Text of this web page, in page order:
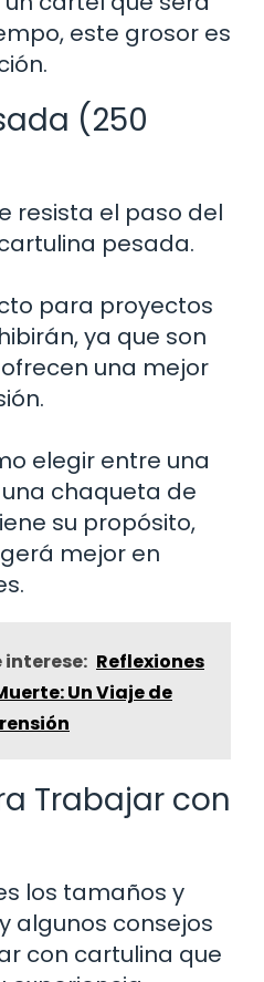
este grosor es
(250
resista el paso del
pesada.
para proyectos
ya que son
una mejor
elegir entre una
chaqueta de
su propósito,
mejor en
interese: Reflexiones
Un Viaje de
Trabajar con
los tamaños y
algunos consejos
con cartulina que